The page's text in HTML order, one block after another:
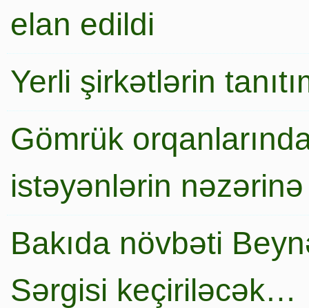
elan edildi
Yerli şirkətlərin
Gömrük
istəyənlərin nəzərinə
Bakıda növbəti
Sərgisi keçiriləcək…